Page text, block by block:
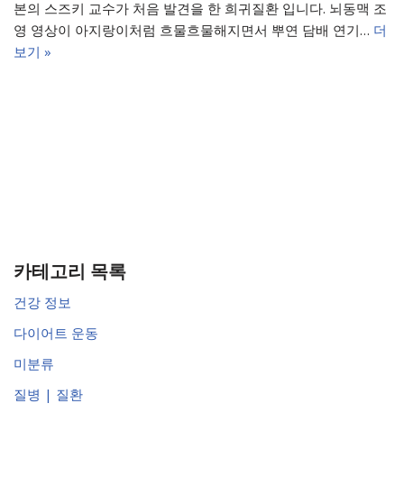
본의 스즈키 교수가 처음 발견을 한 희귀질환 입니다. 뇌동맥 조
영 영상이 아지랑이처럼 흐물흐물해지면서 뿌연 담배 연기… 더
보기 »
카테고리 목록
건강 정보
다이어트 운동
미분류
질병 | 질환